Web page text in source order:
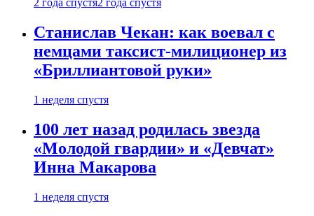
2 года спустя2 года спустя
Станислав Чекан: как воевал с
немцами таксист-милиционер из
«Бриллиантовой руки»
1 неделя спустя
100 лет назад родилась звезда
«Молодой гвардии» и «Девчат»
Инна Макарова
1 неделя спустя